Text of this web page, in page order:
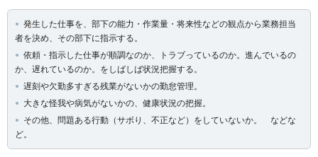
発生した仕事を、部下の能力・作業量・将来性などの観点から業務担当
者を決め、その部下に指示する。
依頼・指示した仕事が順調なのか、トラブっているのか。進んでいるの
か、遅れているのか。をしばしば状況把握する。
遅刻や欠勤多すぎる残業がないかの勤怠管理。
大きな怪我や病気がないかの、健康状況の把握。
その他、問題ある行動（サボり、不正など）をしていないか。 などな
ど。